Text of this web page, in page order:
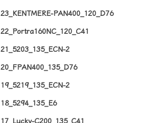
23_KENTMERE-PAN400_120_D76
22_Portra160NC_120_C41
21_5203_135_ECN-2
20_FPAN400_135_D76
19_5219_135_ECN-2
18_5294_135_E6
17_Lucky-C200_135_C41